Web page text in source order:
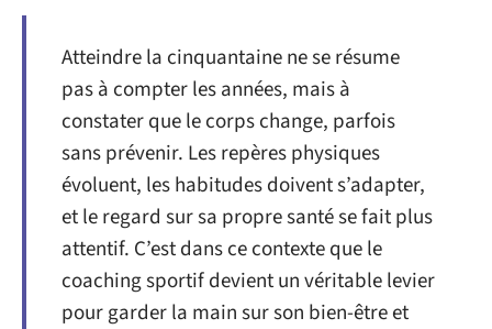
Atteindre la cinquantaine ne se résume
pas à compter les années, mais à
constater que le corps change, parfois
sans prévenir. Les repères physiques
évoluent, les habitudes doivent s’adapter,
et le regard sur sa propre santé se fait plus
attentif. C’est dans ce contexte que le
coaching sportif devient un véritable levier
pour garder la main sur son bien-être et